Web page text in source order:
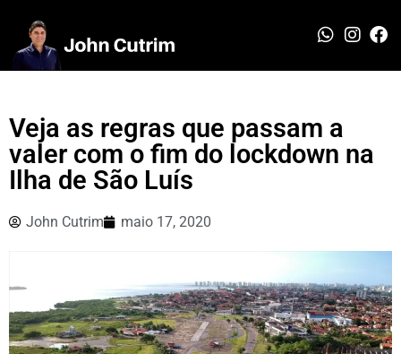
Veja as regras que passam a
valer com o fim do lockdown na
Ilha de São Luís
John Cutrim maio 17, 2020